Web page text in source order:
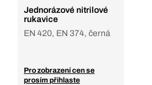
Jednorázové nitrilové
rukavice
EN 420, EN 374, černá
Pro zobrazení cen se
prosím přihlaste